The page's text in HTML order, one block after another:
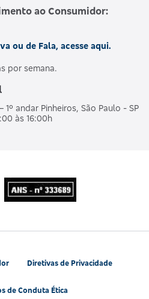
ao Consumidor:
ou de Fala, acesse aqui.
por semana.
1º andar Pinheiros, São Paulo - SP
às 16:00h
Diretivas de Privacidade
de Conduta Ética